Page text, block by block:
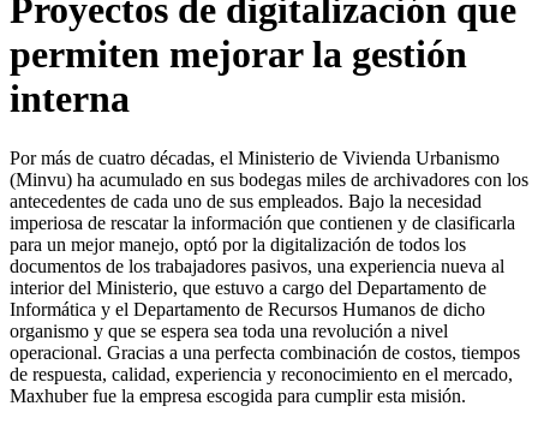
Proyectos de digitalización que
permiten mejorar la gestión
interna
Por más de cuatro décadas, el Ministerio de Vivienda Urbanismo
(Minvu) ha acumulado en sus bodegas miles de archivadores con los
antecedentes de cada uno de sus empleados. Bajo la necesidad
imperiosa de rescatar la información que contienen y de clasificarla
para un mejor manejo, optó por la digitalización de todos los
documentos de los trabajadores pasivos, una experiencia nueva al
interior del Ministerio, que estuvo a cargo del Departamento de
Informática y el Departamento de Recursos Humanos de dicho
organismo y que se espera sea toda una revolución a nivel
operacional. Gracias a una perfecta combinación de costos, tiempos
de respuesta, calidad, experiencia y reconocimiento en el mercado,
Maxhuber fue la empresa escogida para cumplir esta misión.